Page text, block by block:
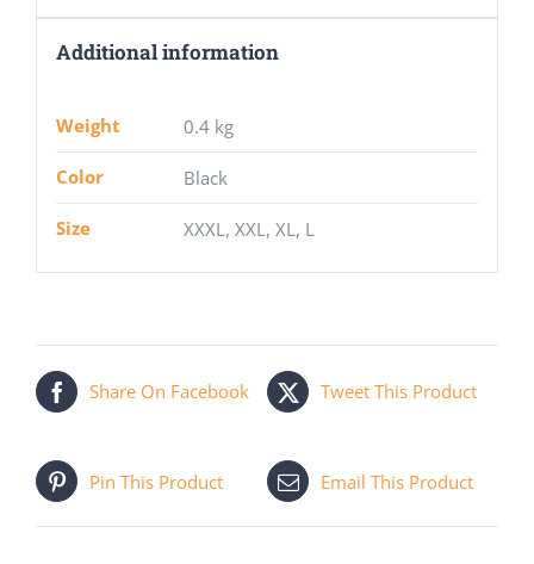
Additional information
Weight 0.4 kg
Color Black
Size XXXL, XXL, XL, L
Share On Facebook Tweet This Product
Pin This Product Email This Product